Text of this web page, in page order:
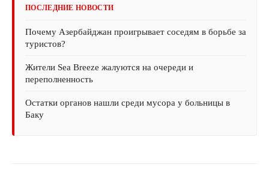
ПОСЛЕДНИЕ НОВОСТИ
Почему Азербайджан проигрывает соседям в борьбе за
туристов?
Жители Sea Breeze жалуются на очереди и
переполненность
Остатки органов нашли среди мусора у больницы в
Баку